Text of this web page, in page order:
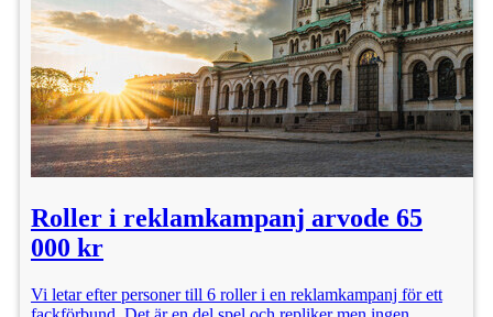
Roller i reklamkampanj arvode 65
000 kr
Vi letar efter personer till 6 roller i en reklamkampanj för ett